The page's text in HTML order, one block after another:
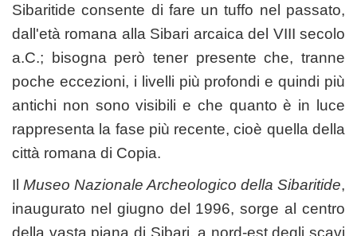
Sibaritide consente di fare un tuffo nel passato,
dall'età romana alla Sibari arcaica del VIII secolo
a.C.; bisogna però tener presente che, tranne
poche eccezioni, i livelli più profondi e quindi più
antichi non sono visibili e che quanto è in luce
rappresenta la fase più recente, cioè quella della
città romana di Copia.
Il Museo Nazionale Archeologico della Sibaritide,
inaugurato nel giugno del 1996, sorge al centro
della vasta piana di Sibari, a nord-est degli scavi